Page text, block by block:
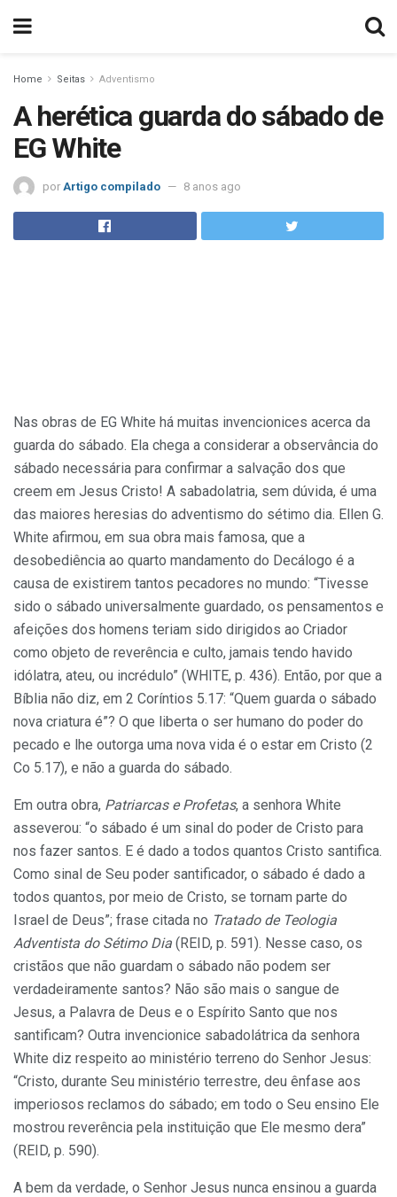
Home Seitas Adventismo
A herética guarda do sábado de
EG White
por Artigo compilado 8 anos ago
Nas obras de EG White há muitas invencionices acerca da
guarda do sábado. Ela chega a considerar a observância do
sábado necessária para confirmar a salvação dos que
creem em Jesus Cristo! A sabadolatria, sem dúvida, é uma
das maiores heresias do adventismo do sétimo dia. Ellen G.
White afirmou, em sua obra mais famosa, que a
desobediência ao quarto mandamento do Decálogo é a
causa de existirem tantos pecadores no mundo: “Tivesse
sido o sábado universalmente guardado, os pensamentos e
afeições dos homens teriam sido dirigidos ao Criador
como objeto de reverência e culto, jamais tendo havido
idólatra, ateu, ou incrédulo” (WHITE, p. 436). Então, por que a
Bíblia não diz, em 2 Coríntios 5.17: “Quem guarda o sábado
nova criatura é”? O que liberta o ser humano do poder do
pecado e lhe outorga uma nova vida é o estar em Cristo (2
Co 5.17), e não a guarda do sábado.
Em outra obra, Patriarcas e Profetas, a senhora White
asseverou: “o sábado é um sinal do poder de Cristo para
nos fazer santos. E é dado a todos quantos Cristo santifica.
Como sinal de Seu poder santificador, o sábado é dado a
todos quantos, por meio de Cristo, se tornam parte do
Israel de Deus”; frase citada no Tratado de Teologia
Adventista do Sétimo Dia (REID, p. 591). Nesse caso, os
cristãos que não guardam o sábado não podem ser
verdadeiramente santos? Não são mais o sangue de
Jesus, a Palavra de Deus e o Espírito Santo que nos
santificam? Outra invencionice sabadolátrica da senhora
White diz respeito ao ministério terreno do Senhor Jesus:
“Cristo, durante Seu ministério terrestre, deu ênfase aos
imperiosos reclamos do sábado; em todo o Seu ensino Ele
mostrou reverência pela instituição que Ele mesmo dera”
(REID, p. 590).
A bem da verdade, o Senhor Jesus nunca ensinou a guarda